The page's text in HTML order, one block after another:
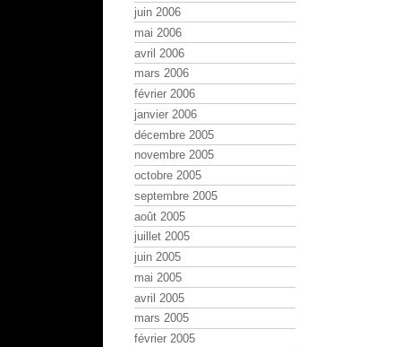
juin 2006
mai 2006
avril 2006
mars 2006
février 2006
janvier 2006
décembre 2005
novembre 2005
octobre 2005
septembre 2005
août 2005
juillet 2005
juin 2005
mai 2005
avril 2005
mars 2005
février 2005